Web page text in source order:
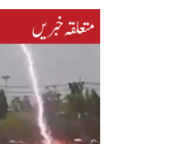
متعلقہ خبریں